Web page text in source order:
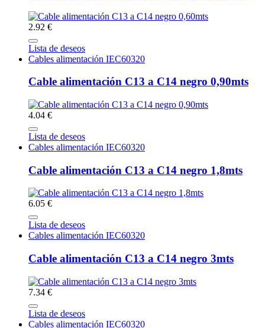
2.92 €
Lista de deseos
Cables alimentación IEC60320
Cable alimentación C13 a C14 negro 0,90mts
4.04 €
Lista de deseos
Cables alimentación IEC60320
Cable alimentación C13 a C14 negro 1,8mts
6.05 €
Lista de deseos
Cables alimentación IEC60320
Cable alimentación C13 a C14 negro 3mts
7.34 €
Lista de deseos
Cables alimentación IEC60320